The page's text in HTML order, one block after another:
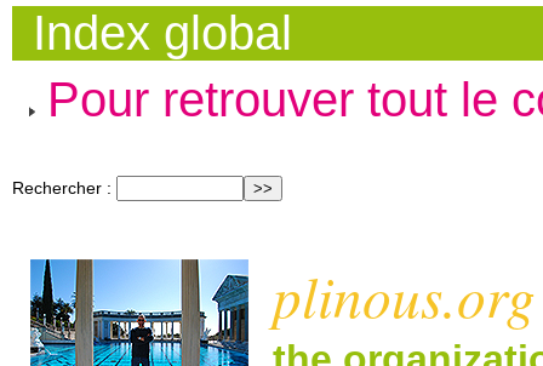
Index global
Pour retrouver tout le
Rechercher :
plinous.org